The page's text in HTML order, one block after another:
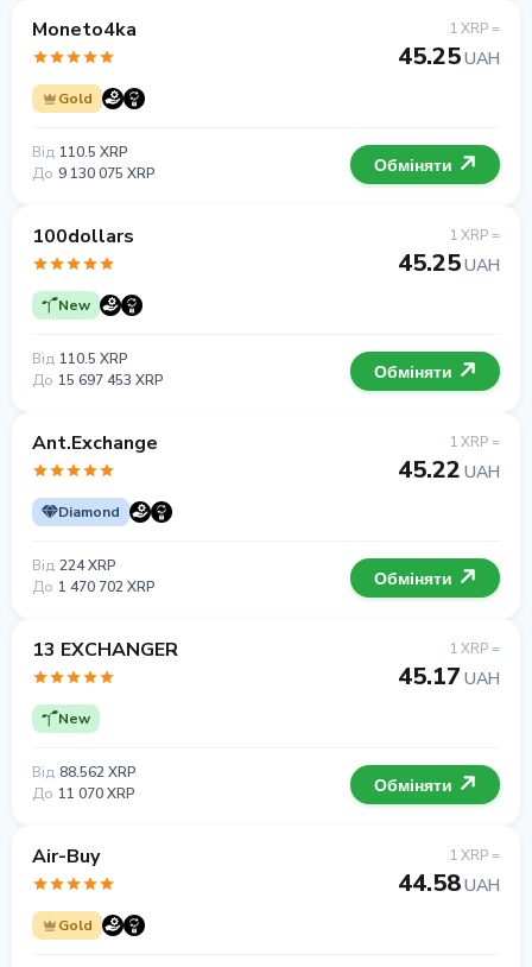
Moneto4ka
Gold
1 XRP =
45.25UAH
Від 110.5 XRP
До 9 130 075 XRP Обміняти
100dollars
New
1 XRP =
45.25UAH
Від 110.5 XRP
До 15 697 453 XRP Обміняти
Ant.Exchange
Diamond
1 XRP =
45.22 UAH
Від 224 XRP
До 1 470 702 XRP Обміняти
13 EXCHANGER
New
1 XRP =
45.17 UAH
Від 88.562 XRP
До 11 070 XRP Обміняти
Air-Buy
Gold
1 XRP =
44.58UAH